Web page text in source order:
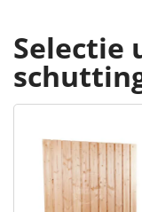
Selectie